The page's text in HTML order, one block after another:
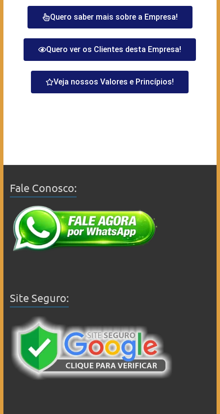
Quero saber mais sobre a Empresa!
Quero ver os Clientes desta Empresa!
Veja nossos Valores e Princípios!
Fale Conosco:
Site Seguro: